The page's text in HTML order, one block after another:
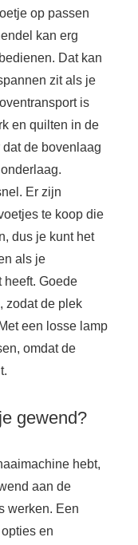
op passen
kan erg
Dat kan
zit als je
is
en quilten in de
de bovenlaag
Er zijn
te koop die
dus je kunt het
als je
heeft. Goede
zodat de plek
een losse lamp
omdat de
gewend?
hebt,
aan de
werken. Een
en